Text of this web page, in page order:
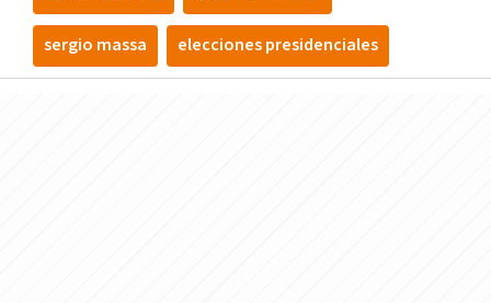
sergio massa elecciones presidenciales